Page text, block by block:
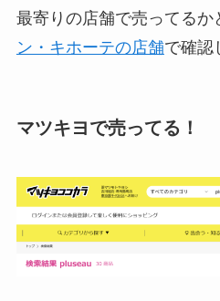
最寄りの店舗で売ってるか
ン・キホーテの店舗で確認
マツキヨで売ってる！